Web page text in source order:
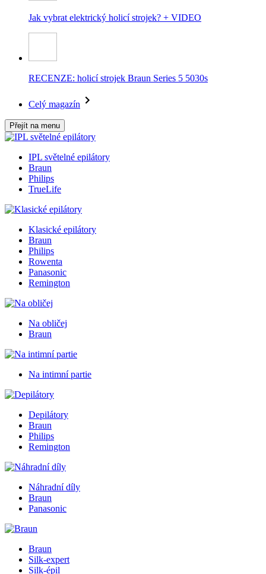
Jak vybrat elektrický holicí strojek? + VIDEO
RECENZE: holicí strojek Braun Series 5 5030s
Celý magazín
Přejít na menu
IPL světelné epilátory
Braun
Philips
TrueLife
Klasické epilátory
Braun
Philips
Rowenta
Panasonic
Remington
Na obličej
Braun
Na intimní partie
Depilátory
Braun
Philips
Remington
Náhradní díly
Braun
Panasonic
Braun
Silk-expert
Silk-épil